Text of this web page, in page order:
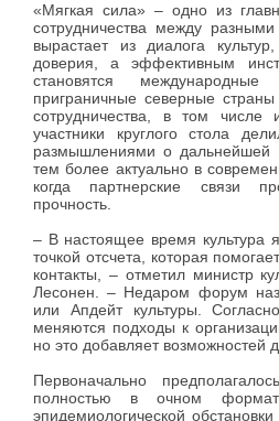
«Мягкая сила» – одно из
сотрудничества между
вырастает из диалога
доверия, а эффективным
становятся
приграничные северные
сотрудничества, в том
участники круглого стола
размышлениями о дальнейшей
тем более актуально в
когда партнерские связи
прочность.
– В настоящее время культура
точкой отсчета, которая
контакты, – отметил министр
Лесонен. – Недаром форум
или Апдейт культуры.
меняются подходы к
но это добавляет возможностей
Первоначально
полностью в очном
эпидемиологической